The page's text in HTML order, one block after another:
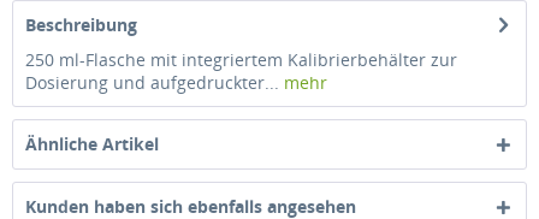
Beschreibung
250 ml-Flasche mit integriertem Kalibrierbehälter zur
Dosierung und aufgedruckter... mehr
Ähnliche Artikel
Kunden haben sich ebenfalls angesehen